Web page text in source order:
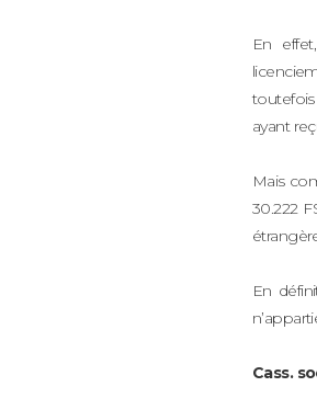
En
ayant
Mais
30.222
En
Cass.